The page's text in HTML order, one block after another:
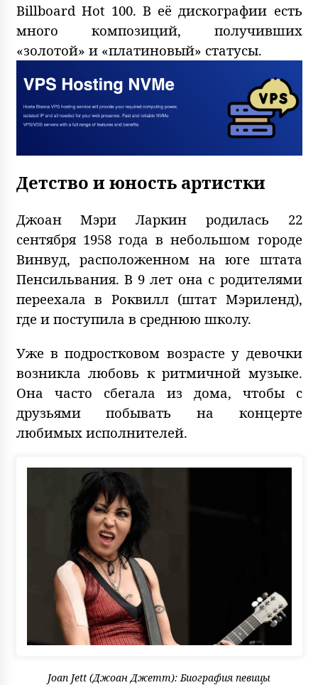
Billboard Hot 100. В её дискографии есть
много композиций, получивших
«золотой» и «платиновый» статусы.
Детство и юность артистки
Джоан Мэри Ларкин родилась 22
сентября 1958 года в небольшом городе
Винвуд, расположенном на юге штата
Пенсильвания. В 9 лет она с родителями
переехала в Роквилл (штат Мэриленд),
где и поступила в среднюю школу.
Уже в подростковом возрасте у девочки
возникла любовь к ритмичной музыке.
Она часто сбегала из дома, чтобы с
друзьями побывать на концерте
любимых исполнителей.
Joan Jett (Джоан Джетт): Биография певицы